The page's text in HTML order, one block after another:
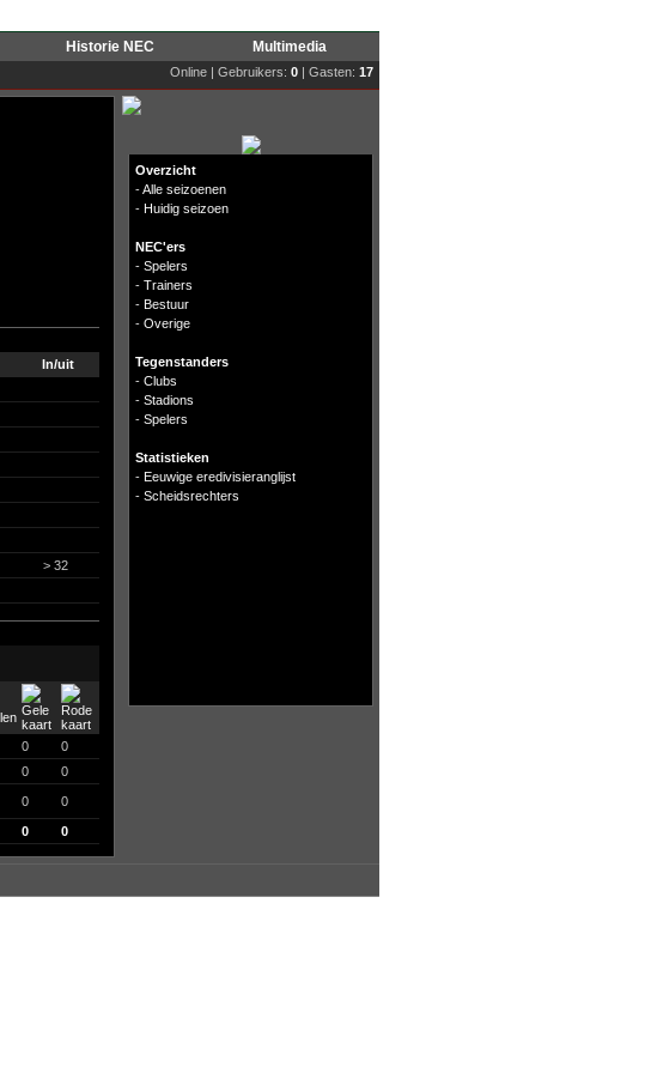
Historie NEC Multimedia
Online | Gebruikers: 0 | Gasten: 17
In/uit
> 32
0
0
0
0
0 0
0 0
Overzicht
-Alle seizoenen
- Huidig seizoen
NEC'ers
- Spelers
- Trainers
- Bestuur
- Overige
Tegenstanders
- Clubs
- Stadions
- Spelers
Statistieken
- Eeuwige eredivisieranglijst
- Scheidsrechters